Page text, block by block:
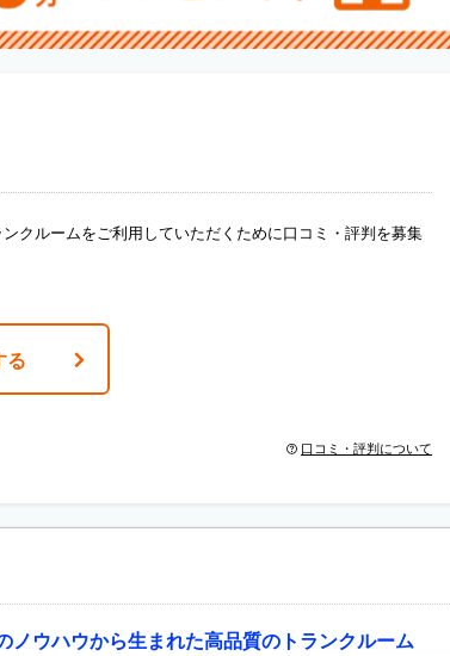
クルームをご利用していただくために口コミ・評判を募集
る
口コミ・評判について
ノウハウから生まれた高品質のトランクルーム